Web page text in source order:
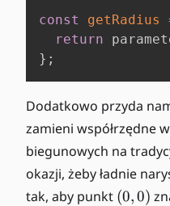
const getRadius
return
} ;
Dodatkowo przyda
zamieni współrzędne
biegunowych na
okazji, żeby ładnie
tak, aby punkt (
(0,0)